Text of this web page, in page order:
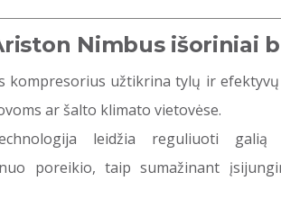
Nimbus išoriniai
kompresorius užtikrina tylų ir
ar šalto klimato vietovėse.
leidžia reguliuoti
poreikio, taip sumažinant